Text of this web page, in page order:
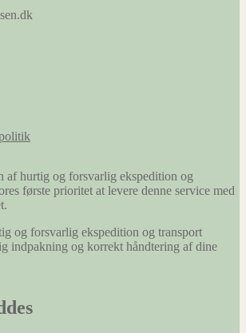
af hurtig og forsvarlig ekspedition og
første prioritet at levere denne service med
og forsvarlig ekspedition og transport
indpakning og korrekt håndtering af dine